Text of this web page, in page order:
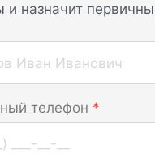
и назначит
телефон *